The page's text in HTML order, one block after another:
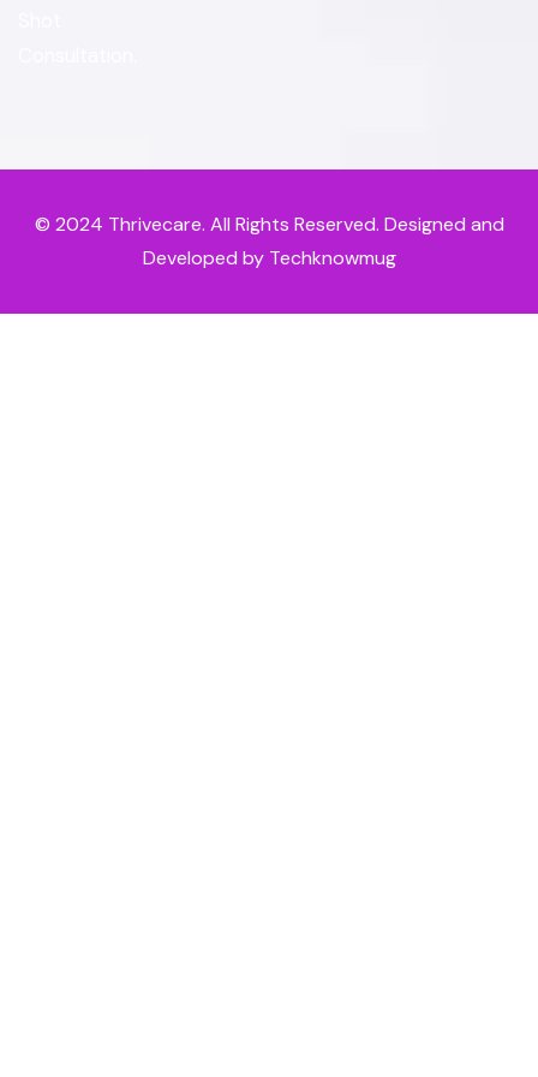
© 2024 Thrivecare. All Rights Reserved. Designed and
Developed by Techknowmug